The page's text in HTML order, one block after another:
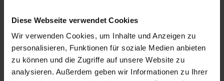
Diese Webseite verwendet Cookies
Wir verwenden Cookies, um Inhalte und Anzeigen zu
personalisieren, Funktionen für soziale Medien anbieten
zu können und die Zugriffe auf unsere Website zu
analysieren. Außerdem geben wir Informationen zu Ihrer